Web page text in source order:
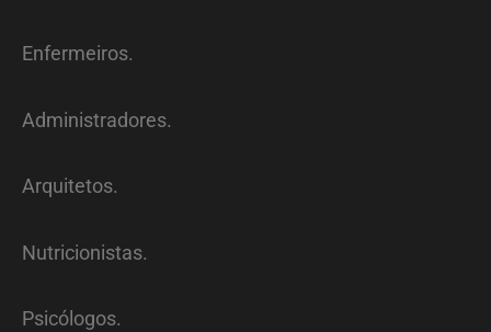
Enfermeiros.
Administradores.
Arquitetos.
Nutricionistas.
Psicólogos.